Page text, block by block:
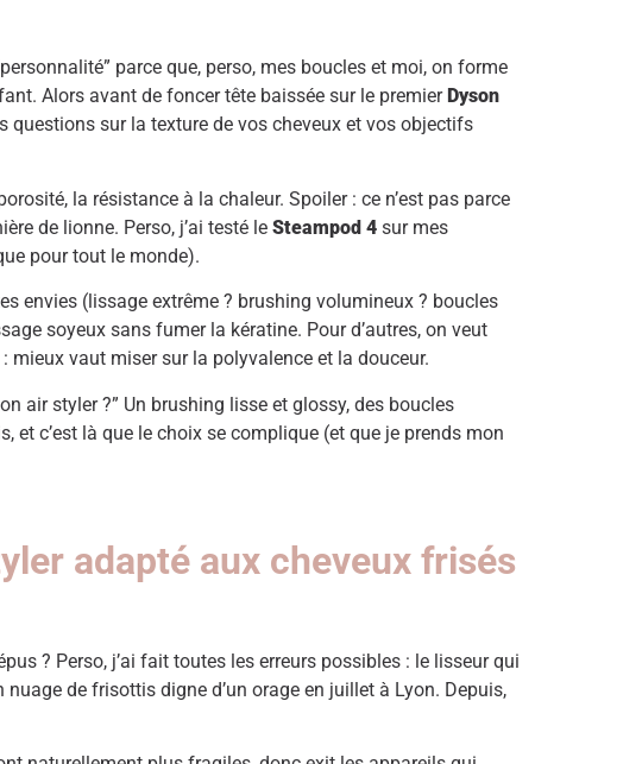
parce que, perso, mes boucles et moi, on forme
Alors avant de foncer tête baissée sur le premier Dyson
questions sur la texture de vos cheveux et vos objectifs
la résistance à la chaleur. Spoiler : ce n’est pas parce
de lionne. Perso, j’ai testé le Steampod 4 sur mes
pour tout le monde).
envies (lissage extrême ? brushing volumineux ? boucles
soyeux sans fumer la kératine. Pour d’autres, on veut
mieux vaut miser sur la polyvalence et la douceur.
air styler ?” Un brushing lisse et glossy, des boucles
et c’est là que le choix se complique (et que je prends mon
adapté aux cheveux frisés
? Perso, j’ai fait toutes les erreurs possibles : le lisseur qui
de frisottis digne d’un orage en juillet à Lyon. Depuis,